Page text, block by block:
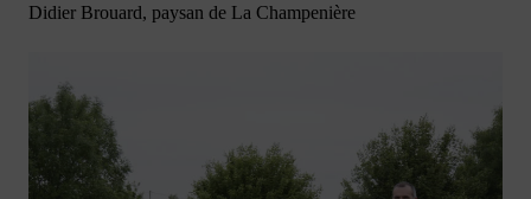
Didier Brouard, paysan de La Champenière